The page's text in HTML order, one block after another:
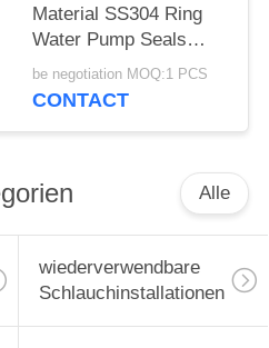
Material SS304 Ring
Water Pump Seals
12mm
be negotiation MOQ:1 PCS
CONTACT
Alle
wiederverwendbare
Schlauchinstallationen